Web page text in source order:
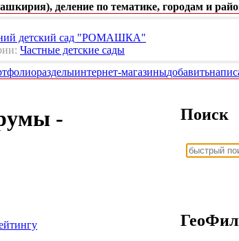
деление по тематике, городам и
детский сад "РОМАШКА"
Частные детские сады
разделыинтернет-магазиныдобавить
-
Поиск